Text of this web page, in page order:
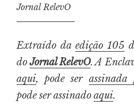
Jornal RelevO
Extraído daedição 105
doJornal RelevO. A
aqui, pode ser assinada
pode ser assinado aqui.